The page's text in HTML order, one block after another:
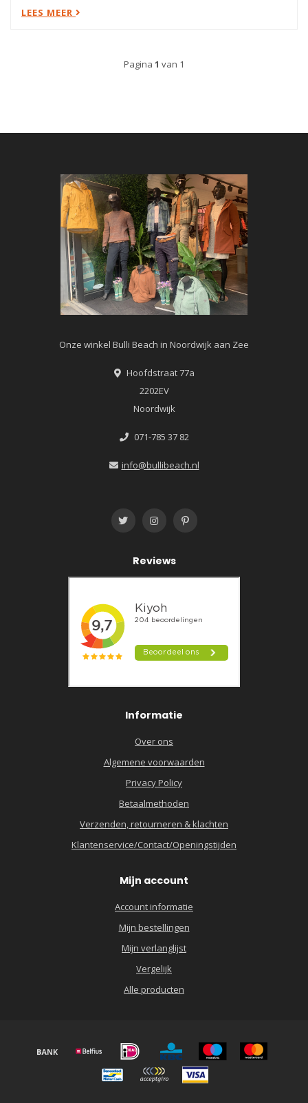
LEES MEER
Pagina 1 van 1
Onze winkel Bulli Beach in Noordwijk aan Zee
Hoofdstraat 77a
2202EV
Noordwijk
071-785 37 82
info@bullibeach.nl
Reviews
Informatie
Over ons
Algemene voorwaarden
Privacy Policy
Betaalmethoden
Verzenden, retourneren & klachten
Klantenservice/Contact/Openingstijden
Mijn account
Account informatie
Mijn bestellingen
Mijn verlanglijst
Vergelijk
Alle producten